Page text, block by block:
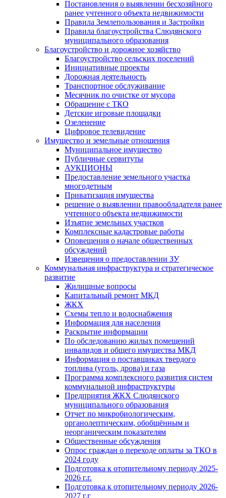
Постановления о выявлении бесхозяйного
ранее учтенного объекта недвижимости
Правила Землепользования и Застройки
Правила благоустройства Слюдянского
муниципального образования
Благоустройство и дорожное хозяйство
Благоустройство сельских поселений
Инициативные проекты
Дорожная деятельность
Транспортное обслуживание
Месячник по очистке от мусора
Обращение с ТКО
Детские игровые площадки
Озеленение
Цифровое телевидение
Имущество и земельные отношения
Муниципальное имущество
Публичные сервитуты
АУКЦИОНЫ
Предоставление земельного участка
многодетным
Приватизация имущества
решение о выявлении правообладателя ранее
учтенного объекта недвижимости
Изъятие земельных участков
Комплексные кадастровые работы
Оповещения о начале общественных
обсуждений
Извещения о предоставлении ЗУ
Коммунальная инфраструктура и стратегическое
развитие
Жилищные вопросы
Капитальный ремонт МКД
ЖКХ
Схемы тепло и водоснабжения
Информация для населения
Раскрытие информации
По обследованию жилых помещений
инвалидов и общего имущества МКД
Информация о поставщиках твердого
топлива (уголь, дрова) и газа
Программа комплексного развития систем
коммунальной инфраструктуры
Предприятия ЖКХ Слюдянского
муниципального образования
Отчет по микробиологическим,
органолептическим, обобщённым и
неорганическим показателям
Общественные обсуждения
Опрос граждан о переходе оплаты за ТКО в
2024 году
Подготовка к отопительному периоду 2025-
2026 г.г.
Подготовка к отопительному периоду 2026-
2027 г.г